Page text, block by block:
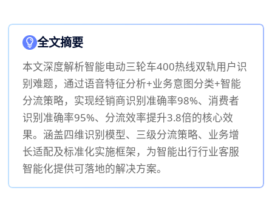
全文摘要
本文深度解析智能电动三轮车400热线双轨用户识
别难题，通过语音特征分析+业务意图分类+智能
分流策略，实现经销商识别准确率98%、消费者
识别准确率95%、分流效率提升3.8倍的核心效
果。涵盖四维识别模型、三级分流策略、业务增
长适配及标准化实施框架，为智能出行行业客服
智能化提供可落地的解决方案。